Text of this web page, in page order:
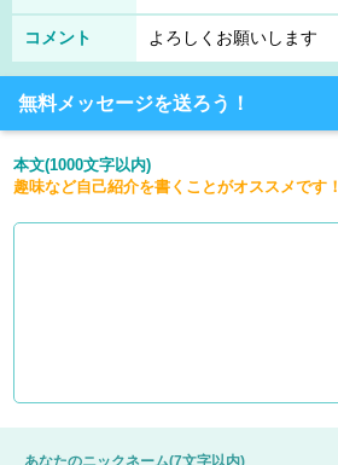
コメント よろしくお願いします
無料メッセージを送ろう！
本文(1000文字以内)
趣味など自己紹介を書くことがオススメです！
あなたのニックネーム(7文字以内)